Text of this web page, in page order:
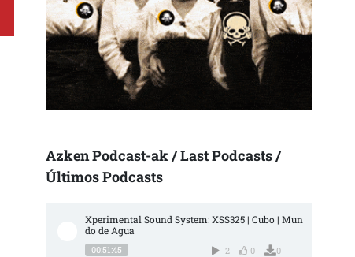
ETA ESTIGMAK KENTZEA, EZ PENTSATZEKO ZERBAIT TXARRA
Azken Podcast-ak / Last Podcasts /
Últimos Podcasts
Xperimental Sound System: XSS325 | Cubo | Mun
do de Agua
00:51:45 2 0 0